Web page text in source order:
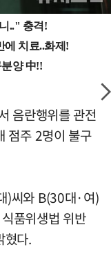
음란행위를 관전
점주 2명이 불구
)씨와 B(30대·여)
품위생법 위반
혔다.